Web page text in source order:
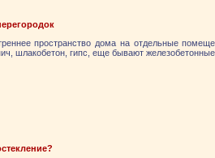
пространство дома на отдельные
шлакобетон, гипс, еще бывают железобетонные